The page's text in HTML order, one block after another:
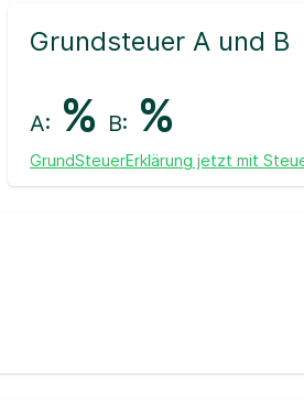
Grundsteuer A und B
A: % B: %
GrundSteuerErklärung jetzt mit